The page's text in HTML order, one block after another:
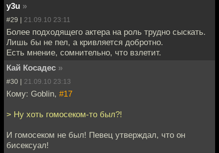
y3u »
#29 | 21.09.10 23:11
Более подходящего актера на роль трудно сыскать.
Лишь бы не пел, а кривляется добротно.
Есть мнение, сомнительно, что взлетит.
Кай Косадес »
#30 | 21.09.10 23:13
Кому: Goblin, #17
> Ну хоть гомосеком-то был?!
И гомосеком не был! Певец утверждал, что он
бисексуал!